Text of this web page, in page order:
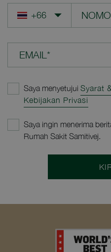
EMAIL*
Saya menyetujui Syarat
Kebijakan Privasi
Saya ingin menerima
Rumah Sakit Samitivej.